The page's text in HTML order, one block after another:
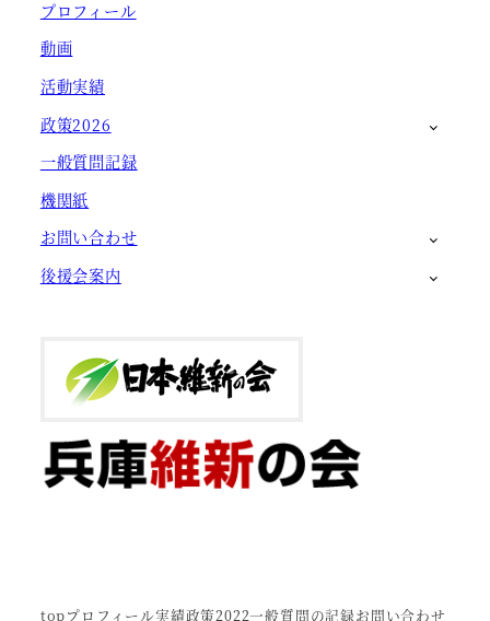
プロフィール
動画
活動実績
政策2026
一般質問記録
機関紙
お問い合わせ
後援会案内
topプロフィール実績政策2022一般質問の記録お問い合わせ